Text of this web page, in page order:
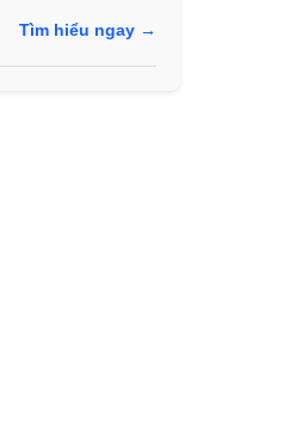
Tìm hiểu ngay →